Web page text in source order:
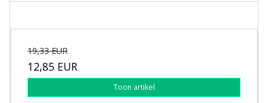
19,33 EUR
12,85 EUR
Toon artikel